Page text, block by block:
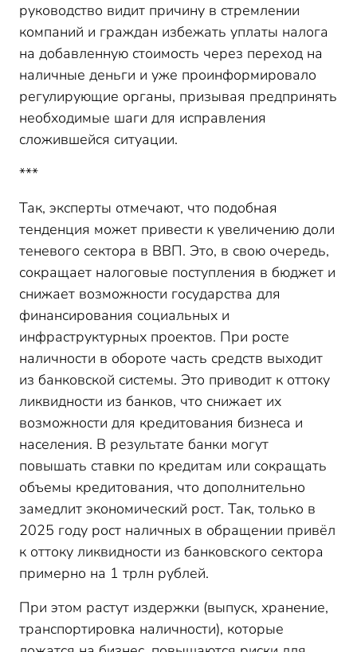
руководство видит причину в стремлении
компаний и граждан избежать уплаты налога
на добавленную стоимость через переход на
наличные деньги и уже проинформировало
регулирующие органы, призывая предпринять
необходимые шаги для исправления
сложившейся ситуации.
***
Так, эксперты отмечают, что подобная
тенденция может привести к увеличению доли
теневого сектора в ВВП. Это, в свою очередь,
сокращает налоговые поступления в бюджет и
снижает возможности государства для
финансирования социальных и
инфраструктурных проектов. При росте
наличности в обороте часть средств выходит
из банковской системы. Это приводит к оттоку
ликвидности из банков, что снижает их
возможности для кредитования бизнеса и
населения. В результате банки могут
повышать ставки по кредитам или сокращать
объемы кредитования, что дополнительно
замедлит экономический рост. Так, только в
2025 году рост наличных в обращении привёл
к оттоку ликвидности из банковского сектора
примерно на 1 трлн рублей.
При этом растут издержки (выпуск, хранение,
транспортировка наличности), которые